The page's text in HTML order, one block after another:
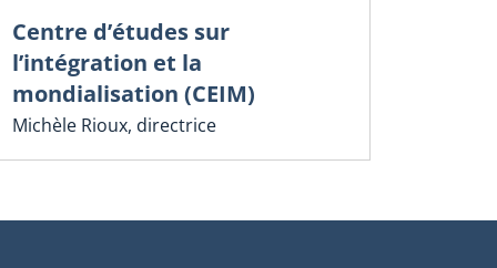
Centre d’études sur
l’intégration et la
mondialisation (CEIM)
Michèle Rioux, directrice